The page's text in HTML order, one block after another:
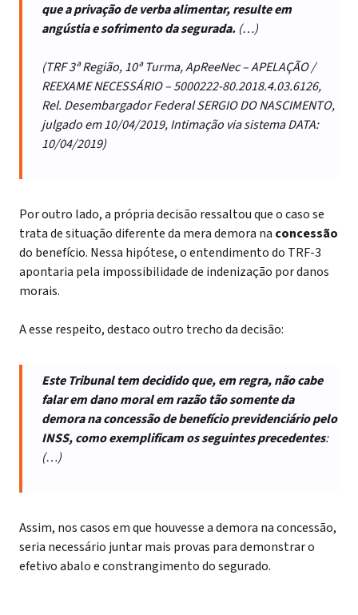
que a privação de verba alimentar, resulte em
angústia e sofrimento da segurada. (…)
(TRF 3ª Região, 10ª Turma, ApReeNec – APELAÇÃO /
REEXAME NECESSÁRIO – 5000222-80.2018.4.03.6126,
Rel. Desembargador Federal SERGIO DO NASCIMENTO,
julgado em 10/04/2019, Intimação via sistema DATA:
10/04/2019)
Por outro lado, a própria decisão ressaltou que o caso se
trata de situação diferente da mera demora na concessão
do benefício. Nessa hipótese, o entendimento do TRF-3
apontaria pela impossibilidade de indenização por danos
morais.
A esse respeito, destaco outro trecho da decisão:
Este Tribunal tem decidido que, em regra, não cabe
falar em dano moral em razão tão somente da
demora na concessão de benefício previdenciário pelo
INSS, como exemplificam os seguintes precedentes:
(…)
Assim, nos casos em que houvesse a demora na concessão,
seria necessário juntar mais provas para demonstrar o
efetivo abalo e constrangimento do segurado.